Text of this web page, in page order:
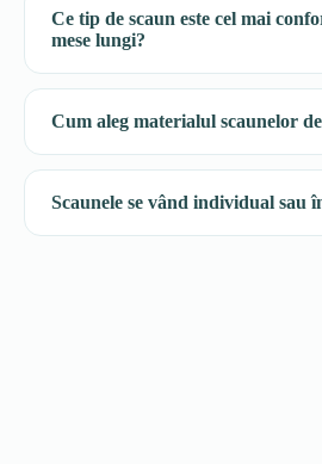
Ce tip de scaun este cel mai
mese lungi?
Cum aleg materialul scaunelor
Scaunele se vând individual sau